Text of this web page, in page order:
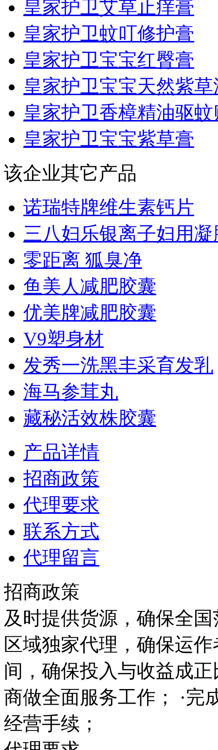
皇家护卫艾草止痒膏
皇家护卫蚊叮修护膏
皇家护卫宝宝红臀膏
皇家护卫宝宝天然紫草
皇家护卫香樟精油驱蚊
皇家护卫宝宝紫草膏
该企业其它产品
诺瑞特牌维生素钙片
三八妇乐银离子妇用凝
零距离 狐臭净
鱼美人减肥胶囊
优美牌减肥胶囊
V9塑身材
发秀一洗黑丰采育发乳
海马参茸丸
藏秘活效株胶囊
产品详情
招商政策
代理要求
联系方式
代理留言
招商政策
及时提供货源，确保全
区域独家代理，确保运
间，确保投入与收益成
商做全面服务工作； ·完
经营手续；